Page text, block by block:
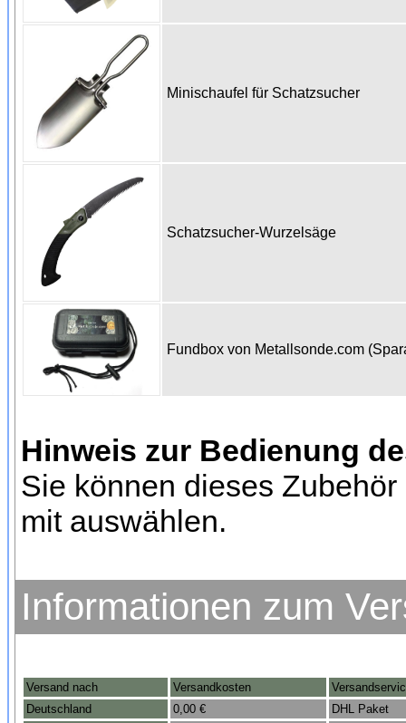
Minischaufel für Schatzsucher
Schatzsucher-Wurzelsäge
Fundbox von Metallsonde.com
Hinweis zur Bedienung
Sie können dieses
mit auswählen.
Informationen zum
Versand nach Versandkosten
Deutschland
0,00 €
DHL Paket